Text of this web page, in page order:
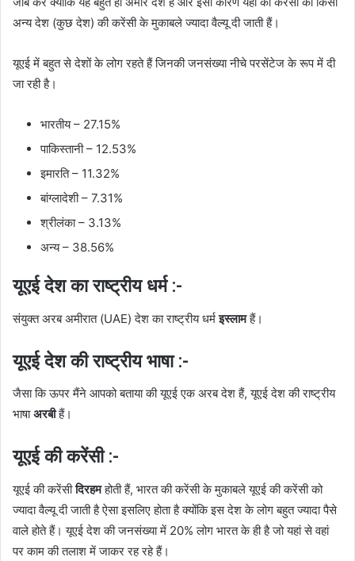
अन्य देश (कुछ देश) की करेंसी के मुकाबले ज्यादा वैल्यू दी जाती हैं।
यूएई में बहुत से देशों के लोग रहते हैं जिनकी जनसंख्या नीचे परसेंटेज के रूप में दी
जा रही है।
भारतीय – 27.15%
पाकिस्तानी – 12.53%
इमारति – 11.32%
बांग्लादेशी – 7.31%
श्रीलंका – 3.13%
अन्य – 38.56%
यूएई देश का राष्ट्रीय धर्म :-
संयुक्त अरब अमीरात (UAE) देश का राष्ट्रीय धर्मइस्लामहैं।
यूएई देश की राष्ट्रीय भाषा :-
जैसा कि ऊपर मैंने आपको बताया की यूएई एक अरब देश हैं, यूएई देश की राष्ट्रीय
भाषाअरबीहैं।
यूएई की करेंसी :-
यूएई की करेंसीदिरहमहोती हैं, भारत की करेंसी के मुकाबले यूएई की करेंसी को
ज्यादा वैल्यू दी जाती है ऐसा इसलिए होता है क्योंकि इस देश के लोग बहुत ज्यादा पैसे
वाले होते हैं। यूएई देश की जनसंख्या में 20% लोग भारत के ही है जो यहां से वहां
पर काम की तलाश में जाकर रह रहे हैं।